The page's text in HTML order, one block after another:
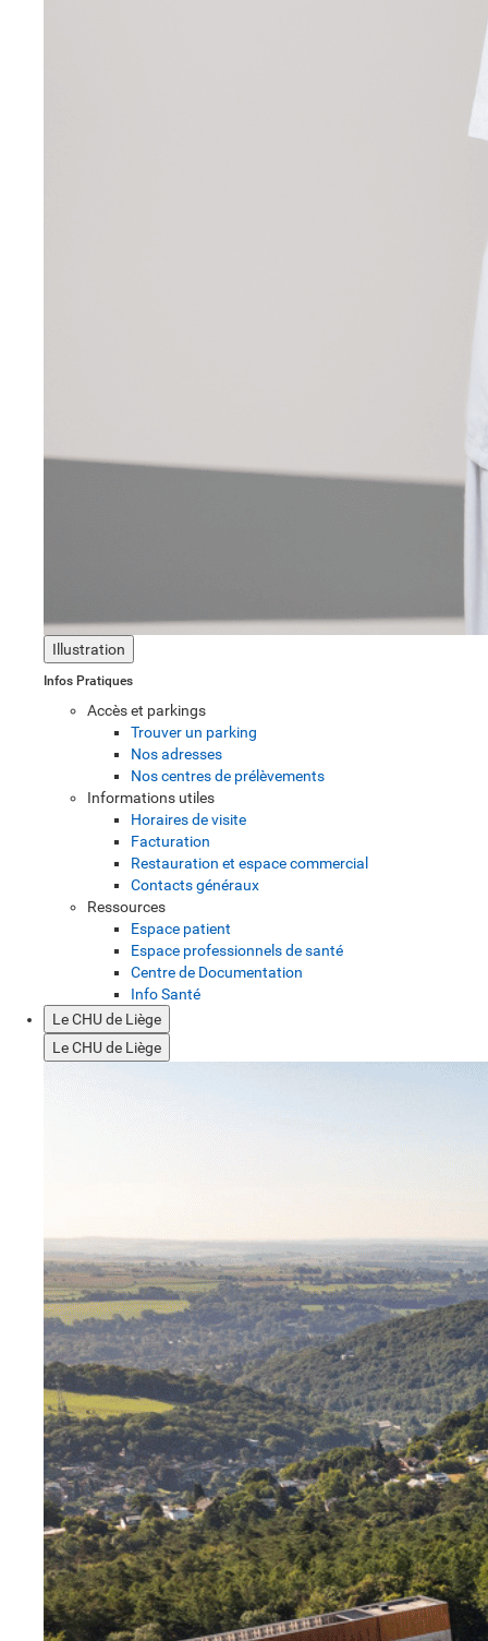
Illustration
Infos Pratiques
Accès et parkings
Trouver un parking
Nos adresses
Nos centres de prélèvements
Informations utiles
Horaires de visite
Facturation
Restauration et espace commercial
Contacts généraux
Ressources
Espace patient
Espace professionnels de santé
Centre de Documentation
Info Santé
Le CHU de Liège
Le CHU de Liège